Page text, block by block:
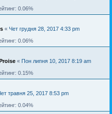
0.06%
« Чет грудня 28, 2017 4:33 pm
0.06%
« Пон липня 10, 2017 8:19 am
0.15%
травня 25, 2017 8:53 pm
0.04%